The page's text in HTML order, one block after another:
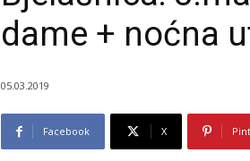
dame + noćna
05.03.2019
Facebook X